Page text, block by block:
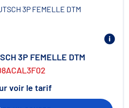
3P FEMELLE DTM
voir le tarif